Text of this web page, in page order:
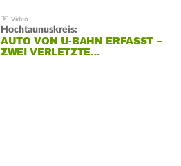
Hochtaunuskreis:
AUTO VON U-BAHN ERFASST –
ZWEI VERLETZTE…